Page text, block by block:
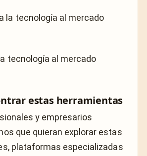
tecnología al mercado
estas herramientas
y empresarios
que quieran explorar estas
plataformas especializadas